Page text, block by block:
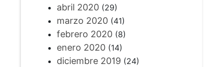
abril 2020(29)
marzo 2020(41)
febrero 2020(8)
enero 2020(14)
diciembre 2019 (24)